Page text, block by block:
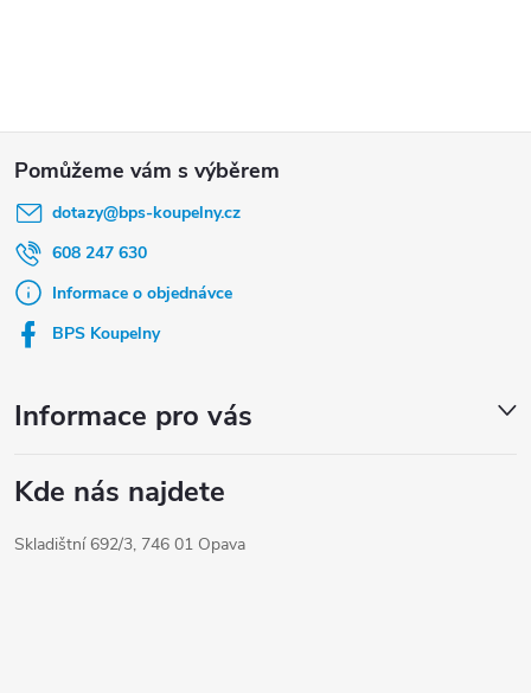
dotazy@bps-koupelny.cz
608 247 630
Informace o objednávce
BPS Koupelny
Informace pro vás
Kde nás najdete
Skladištní 692/3, 746 01 Opava